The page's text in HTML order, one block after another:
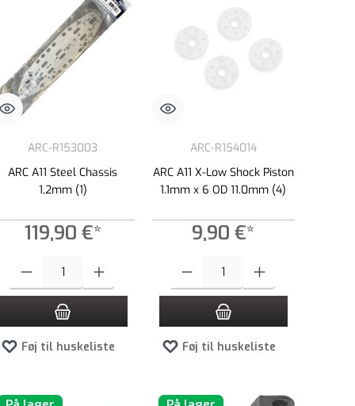
ARC-R153003
ARC A11 Steel Chassis
1,2mm (1)
119,90 €*
Føj til huskeliste
ARC-R154014
ARC A11 X-Low Shock Piston
1.1mm x 6 OD 11.0mm (4)
9,90 €*
Føj til huskeliste